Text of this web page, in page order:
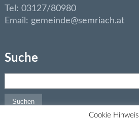
Tel: 03127/80980
Email: gemeinde@semriach.at
Suche
Cookie Hinweis